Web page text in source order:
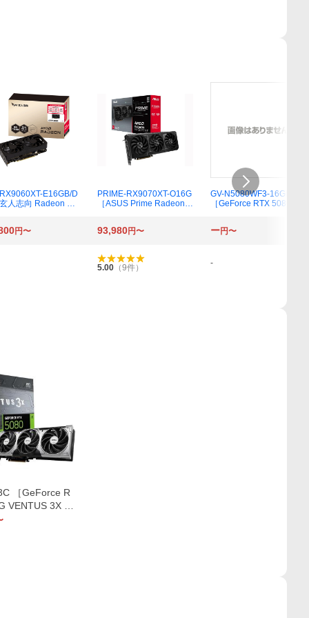
E16GB/D
人志向 Radeon RX
）］
PRIME-RX9070XT-O16G
［ASUS Prime Radeon R
GV-N5080WF3-16GD
［GeForce RTX 5080 WI
円〜 93,980円〜 ー円〜
5.00 （9件） -
［GeForce R
VENTUS 3X O